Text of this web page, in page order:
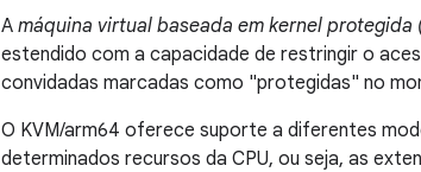
A máquina virtual baseada em kernel protegida
estendido com a capacidade de restringir o
convidadas marcadas como "protegidas" no
O KVM/arm64 oferece suporte a diferentes
determinados recursos da CPU, ou seja, as